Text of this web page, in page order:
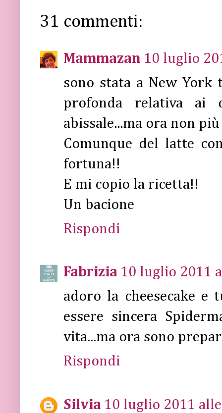
31 commenti:
Mammazan 10 luglio
sono stata a New York
profonda relativa ai
abissale...ma ora non
Comunque del latte
fortuna!!
E mi copio la ricetta!!
Un bacione
Rispondi
Fabrizia 10 luglio 2011
adoro la cheesecake
essere sincera
vita...ma ora sono
Rispondi
Silvia 10 luglio 2011